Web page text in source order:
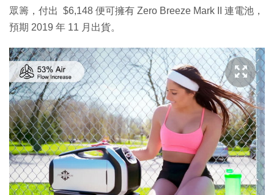
眾籌，付出 $6,148 便可擁有 Zero Breeze Mark II 連電池，
預期 2019 年 11 月出貨。